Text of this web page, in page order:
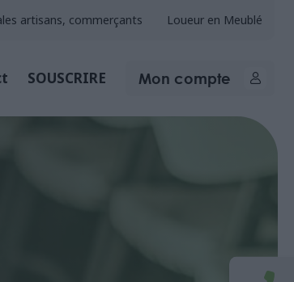
artisans, commerçants Loueur en Meublé
SOUSCRIRE Mon compte